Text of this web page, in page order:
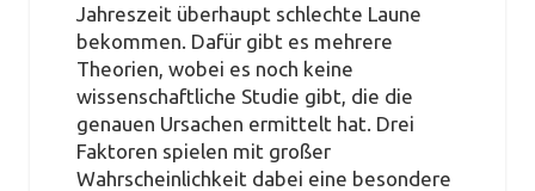
Jahreszeit überhaupt schlechte Laune
bekommen. Dafür gibt es mehrere
Theorien, wobei es noch keine
wissenschaftliche Studie gibt, die die
genauen Ursachen ermittelt hat. Drei
Faktoren spielen mit großer
Wahrscheinlichkeit dabei eine besondere